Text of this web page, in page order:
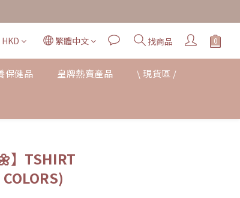
HKD 繁體中文 找商品
保健品 皇牌熱賣產品 \ 現貨區 /
】TSHIRT